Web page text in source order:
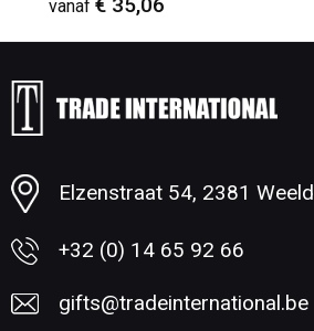
vanaf € 35,06
Minimale afname: 1
Elzenstraat 54, 2381
+32 (0) 14 65 92 66
gifts@tradeinternational.be